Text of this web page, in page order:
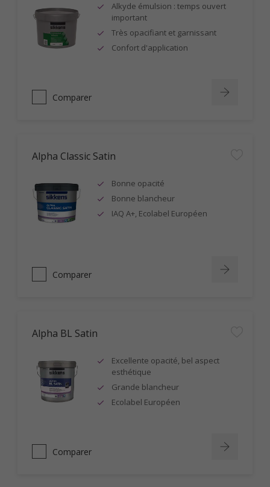
Alkyde émulsion : temps ouvert
important
Très opacifiant et garnissant
Confort d'application
Comparer
Alpha Classic Satin
Bonne opacité
Bonne blancheur
IAQ A+, Ecolabel Européen
Comparer
Alpha BL Satin
Excellente opacité, bel aspect
esthétique
Grande blancheur
Ecolabel Européen
Comparer